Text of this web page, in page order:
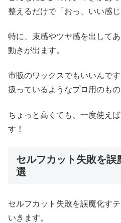
整えるだけで「おっ、いい感
特に、束感やツヤ感を出して
動きが出ます。
市販のワックスでもいいんで
扱っているようなプロ用のも
ちょっと高くても、一度使え
す！
セルフカット失敗を誤
選
セルフカット失敗を誤魔化す
いきます。